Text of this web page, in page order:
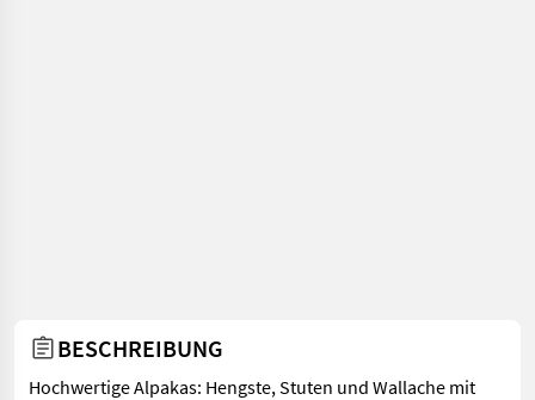
BESCHREIBUNG
Hochwertige Alpakas: Hengste, Stuten und Wallache mit